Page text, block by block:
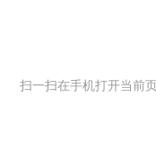
扫一扫在手机打开当前页